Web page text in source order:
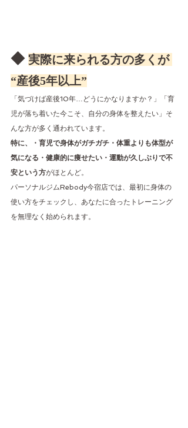
◆ 実際に来られる方の多くが
“産後5年以上”
「気づけば産後10年…どうにかなりますか？」「育
児が落ち着いた今こそ、自分の身体を整えたい」そ
んな方が多く通われています。
特に、・育児で身体がガチガチ・体重よりも体型が
気になる・健康的に痩せたい・運動が久しぶりで不
安という方がほとんど。
パーソナルジムRebody今宿店では、最初に身体の
使い方をチェックし、あなたに合ったトレーニング
を無理なく始められます。